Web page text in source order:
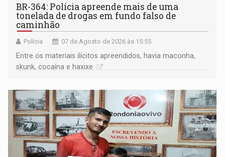
BR-364: Polícia apreende mais de uma
tonelada de drogas em fundo falso de
caminhão
Polícia 07 de Agosto de 2026 às 15:55
Entre os materiais ilícitos apreendidos, havia maconha,
skunk, cocaína e haxixe